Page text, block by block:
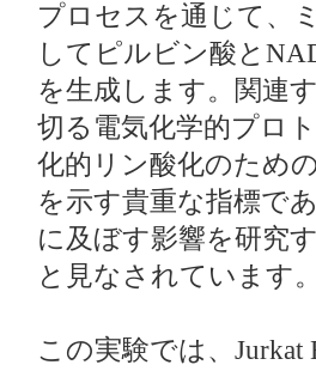
プロセスを通じて、
してピルビン酸と
を生成します。関連
切る電気化学的プロ
化的リン酸化のため
を示す貴重な指標で
に及ぼす影響を研究
と見なされています。
この実験では、